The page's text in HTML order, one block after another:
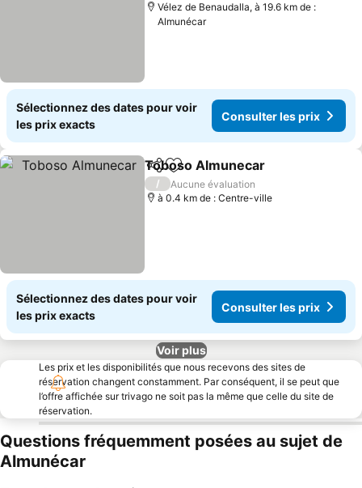
Vélez de Benaudalla, à 19.6 km de :
Almunécar
Sélectionnez des dates pour voir
les prix exacts
Consulter les prix
PartagerAjouter à mes favoris
Toboso Almunecar
/
Aucune évaluation
à 0.4 km de : Centre-ville
Sélectionnez des dates pour voir
les prix exacts
Consulter les prix
Voir plus
Les prix et les disponibilités que nous recevons des sites de
réservation changent constamment. Par conséquent, il se peut que
l’offre affichée sur trivago ne soit pas la même que celle du site de
réservation.
Questions fréquemment posées au sujet de
Almunécar